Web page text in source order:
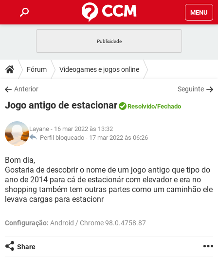
MENU
CELULAR FACEBOOK
OUTLOOK
INSTAGRAM GMAIL
GUIA DE COMPRAS
DICAS
JOGOS WHATSAPP
INSTAGRAM
GUIA DE COMPRAS
DOWNLOADS
JOGOS WHATSAPP
CELULAR
OUTLOOK EXCEL
INSTAGRAM
GUIA DE COMPRAS
FÓRUM
JOGOS
CELULAR
OUTLOOK
INSTAGRAM GMAIL
GUIA DE COMPRAS
GLOSSÁRIO
JOGOS
CELULAR FACEBOOK
OUTLOOK EXCEL
INSTAGRAM
GUIA DE COMPRAS
Fórum Videogames e jogos online
Anterior Seguinte
Jogo antigo de estacionar Resolvido/Fechado
Layane - 16 mar 2022 às 13:32
Perfil bloqueado - 17 mar 2022 às 06:26
Bom dia,
Gostaria de descobrir o nome de um jogo antigo que tipo do
ano de 2014 para cá de estacionár com elevador e era no
shopping também tem outras partes como um caminhão ele
levava cargas para estacionr
Configuração: Android / Chrome 98.0.4758.87
Share